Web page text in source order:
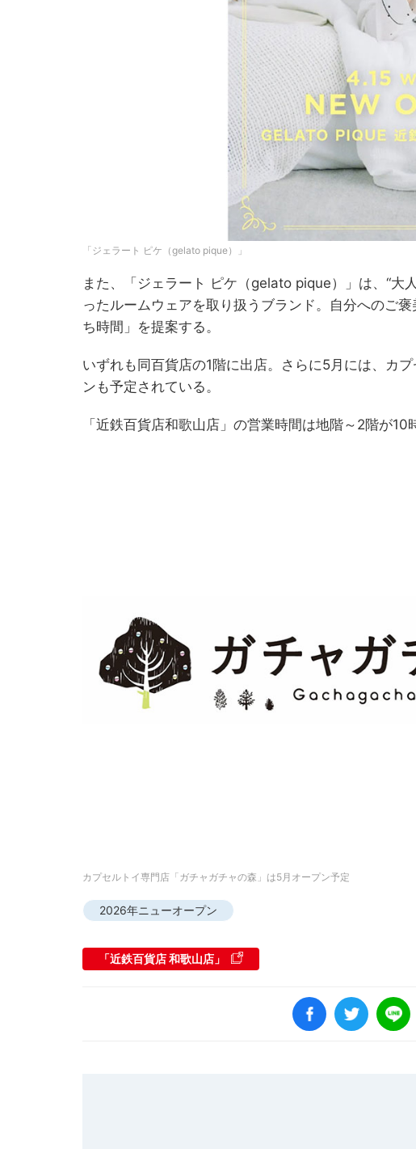
「ジェラート ピケ（gelato pique）」
また、「ジェラート ピケ（gelato pique）」は、“大
ったルームウェアを取り扱うブランド。自分へのご
ち時間」を提案する。
いずれも同百貨店の1階に出店。さらに5月には、カ
ンも予定されている。
「近鉄百貨店和歌山店」の営業時間は地階～2階が
カプセルトイ専門店「ガチャガチャの森」は5月オープン予定
2026年ニューオープン
「近鉄百貨店 和歌山店」